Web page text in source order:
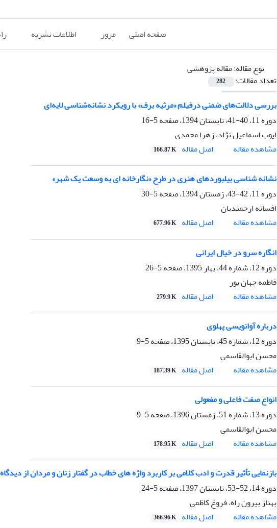
صفحه اصلی مرور اطلاعات نشریه
نوع مقاله:مقاله پژوهشی
تعداد مقالات:
282
بررسی دلالت‌های ضمنی درفیلم «مرثیه برف» با رویکرد نشانه‌شناسی لایه‌ای
دوره 11، 40-41، تابستان 1394، صفحه
5-16
ایوب اسماعیل نژاد، زهرا محمدی
مشاهده مقاله
اصل مقاله 166.87 K
نشانه شناسی بیلبوردهای هنری در طرح «نگارخانه ای به وسعت یک شهر»
دوره 11، 42-43، زمستان 1394، صفحه
5-30
افسانه ارجمندیان
مشاهده مقاله
اصل مقاله 677.96 K
انگاره سرو در خیال ایرانی
دوره 12، شماره 44، بهار 1395، صفحه
5-26
فاطمه جهان پور
مشاهده مقاله
اصل مقاله 279.9 K
درباره آوانویسی پهلوی
دوره 12، شماره 45، تابستان 1395، صفحه
5-9
محسن ابوالقاسمی
مشاهده مقاله
اصل مقاله 187.39 K
انواع صفت فاعلی و مفعولی
دوره 13، شماره 51، زمستان 1396، صفحه
5-9
محسن ابوالقاسمی
مشاهده مقاله
اصل مقاله 178.95 K
بازنمایی تأثیر قدرت و ادب کلامی بر کاربرد واژه های خطاب در گفتار زنان و مردان از
دوره 14، 52-53، تابستان 1397، صفحه
5-24
بهناز بیرون راه، فروغ کاظمی
مشاهده مقاله
اصل مقاله 366.96 K